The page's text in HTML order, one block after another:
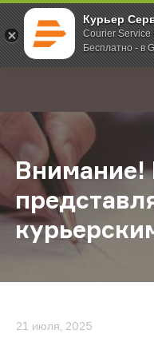
Курьер
Courier Service
Бесплатно - в
; Главная О компании
21 июля, 2025